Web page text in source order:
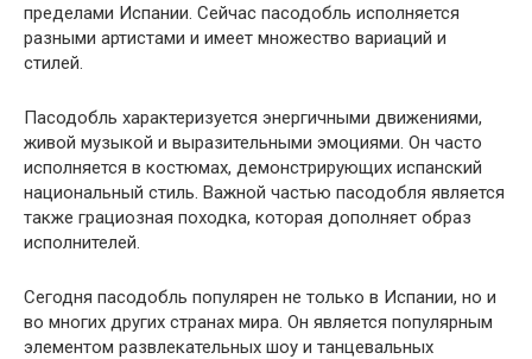
пределами Испании. Сейчас пасодобль исполняется
разными артистами и имеет множество вариаций и
стилей.
Пасодобль характеризуется энергичными движениями,
живой музыкой и выразительными эмоциями. Он часто
исполняется в костюмах, демонстрирующих испанский
национальный стиль. Важной частью пасодобля является
также грациозная походка, которая дополняет образ
исполнителей.
Сегодня пасодобль популярен не только в Испании, но и
во многих других странах мира. Он является популярным
элементом развлекательных шоу и танцевальных